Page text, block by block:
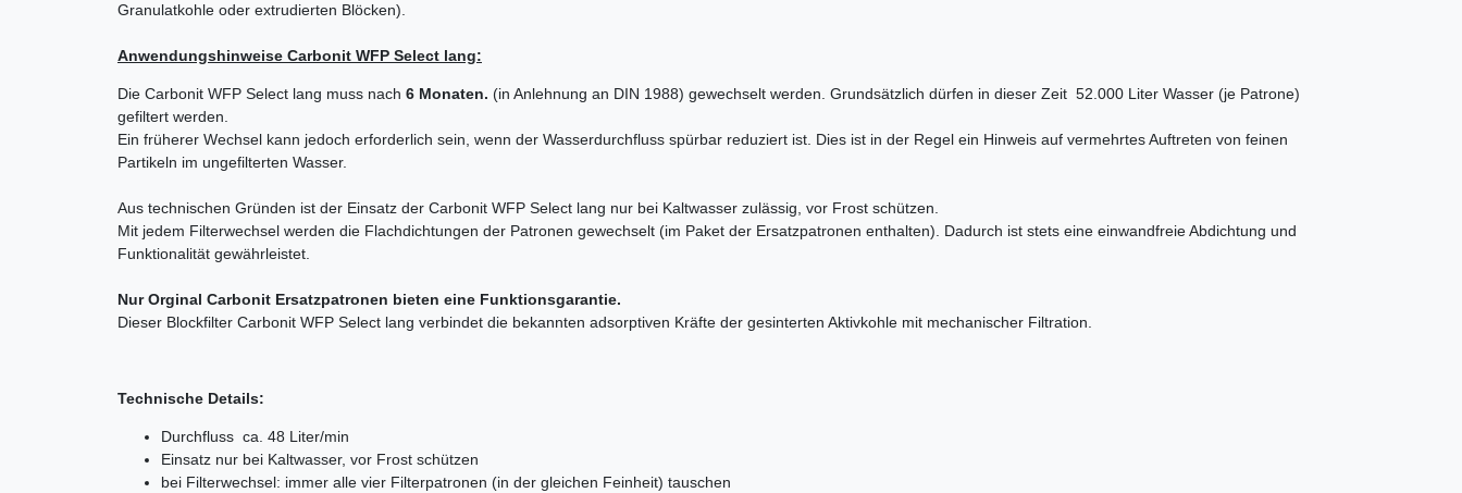
Granulatkohle oder extrudierten Blöcken).
Anwendungshinweise Carbonit WFP Select lang:
Die Carbonit WFP Select lang muss nach 6 Monaten. (in Anlehnung an DIN 1988) gewechselt werden. Grundsätzlich dürfen in dieser Zeit 52.000 Liter Wasser (je Patrone)
gefiltert werden.
Ein früherer Wechsel kann jedoch erforderlich sein, wenn der Wasserdurchfluss spürbar reduziert ist. Dies ist in der Regel ein Hinweis auf vermehrtes Auftreten von feinen
Partikeln im ungefilterten Wasser.
Aus technischen Gründen ist der Einsatz der Carbonit WFP Select lang nur bei Kaltwasser zulässig, vor Frost schützen.
Mit jedem Filterwechsel werden die Flachdichtungen der Patronen gewechselt (im Paket der Ersatzpatronen enthalten). Dadurch ist stets eine einwandfreie Abdichtung und
Funktionalität gewährleistet.
Nur Orginal Carbonit Ersatzpatronen bieten eine Funktionsgarantie.
Dieser Blockfilter Carbonit WFP Select lang verbindet die bekannten adsorptiven Kräfte der gesinterten Aktivkohle mit mechanischer Filtration.
Technische Details:
Durchfluss ca. 48 Liter/min
Einsatz nur bei Kaltwasser, vor Frost schützen
bei Filterwechsel: immer alle vier Filterpatronen (in der gleichen Feinheit) tauschen